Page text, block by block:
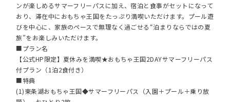
ンが楽しめるサマーフリーパスに加え、宿泊と食事がセットになって
おり、滞在中におもちゃ王国をたっぷり満喫いただけます。プール遊
びを中心に、家族のペースで無理なく過ごせる“泊まりならではの夏
旅”をお楽しみいただけます。
■プラン名
【公式HP限定】夏休みを満喫★おもちゃ王国2DAYサマーフリーパス
付プラン（1泊2食付き）
■特典
(1)東条湖おもちゃ王国◆サマーフリーパス（入園＋プール＋乗り放